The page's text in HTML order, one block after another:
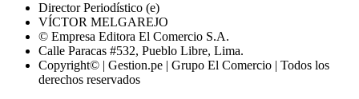
Director Periodístico (e)
VÍCTOR MELGAREJO
© Empresa Editora El Comercio S.A.
Calle Paracas #532, Pueblo Libre, Lima.
Copyright© | Gestion.pe | Grupo El Comercio | Todos los
derechos reservados